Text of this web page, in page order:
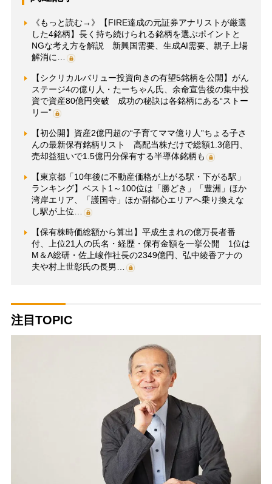
《もっと読む→》【FIRE達成の元証券アナリストが厳選
した4銘柄】長く持ち続けられる銘柄を選ぶポイントと
NGな考え方を解説 新興国需要、生成AI需要、親子上場
解消に…
【シクリカルバリュー投資向きの有望5銘柄を公開】がん
ステージ4の億り人・たーちゃん氏、余命宣告後の集中投
資で資産80億円突破 成功の秘訣は各銘柄にある“ストー
リー”
【初公開】資産2億円超の“子育てママ億り人”ちょる子さ
んの最新保有銘柄リスト 高配当株だけで総額1.3億円、
売却益狙いで1.5億円分保有する半導体銘柄も
【東京都「10年後に不動産価格が上がる駅・下がる駅」
ランキング】ベスト1～100位は「勝どき」「豊洲」ほか
湾岸エリア、「護国寺」ほか副都心エリアへ乗り換えな
し駅が上位…
【保有株時価総額から算出】平成生まれの億万長者番
付、上位21人の氏名・経歴・保有金額を一挙公開 1位は
M＆A総研・佐上峻作社長の2349億円、弘中綾香アナの
夫や村上世彰氏の長男…
注目TOPIC